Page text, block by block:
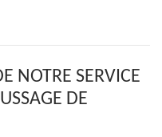
NOTRE SERVICE
DE